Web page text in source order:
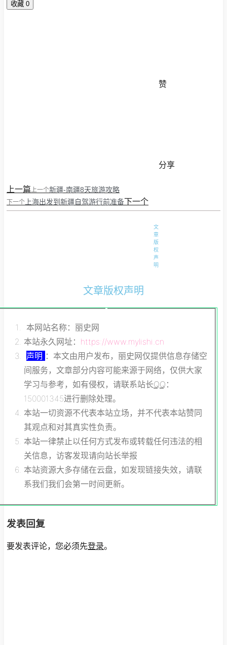
收藏 0
赞
分享
上一篇上一个新疆-南疆8天旅游攻略
下一个 上海出发到新疆自驾游行前准备下一个
文
章
版
权
声
明
文章版权声明
本网站名称：丽史网
本站永久网址： https://www.mylishi.cn
声明 ：本文由用户发布，丽史网仅提供信息存储空
间服务，文章部分内容可能来源于网络，仅供大家
学习与参考，如有侵权，请联系站长QQ ：
150001345进行删除处理。
本站一切资源不代表本站立场，并不代表本站赞同
其观点和对其真实性负责。
本站一律禁止以任何方式发布或转载任何违法的相
关信息，访客发现请向站长举报
本站资源大多存储在云盘，如发现链接失效，请联
系我们我们会第一时间更新。
发表回复
要发表评论，您必须先登录。